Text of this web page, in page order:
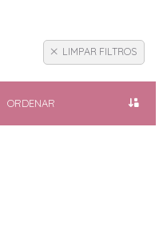
LIMPAR FILTROS
ORDENAR